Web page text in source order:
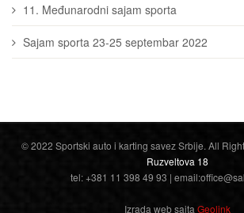
11. Međunarodni sajam sporta
Sajam sporta 23-25 septembar 2022
© 2022 Sportski auto i karting savez Srbije. All
Ruzveltova 18
tel: +381 11 398 49 93 |
Izrada web sajta Geolink